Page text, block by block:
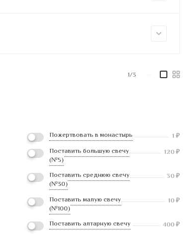
1/3
Пожертвовать в монастырь 1 ₽
Поставить большую свечу
(№5)
120₽
Поставить среднюю свечу
(№30)
30₽
Поставить малую свечу
(№100)
10₽
Поставить алтарную свечу 400₽